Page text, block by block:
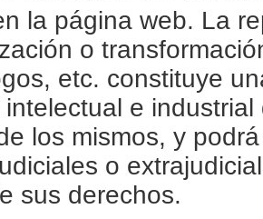
la página web. La
o
etc. constituye
e
los mismos, y
o
sus derechos.